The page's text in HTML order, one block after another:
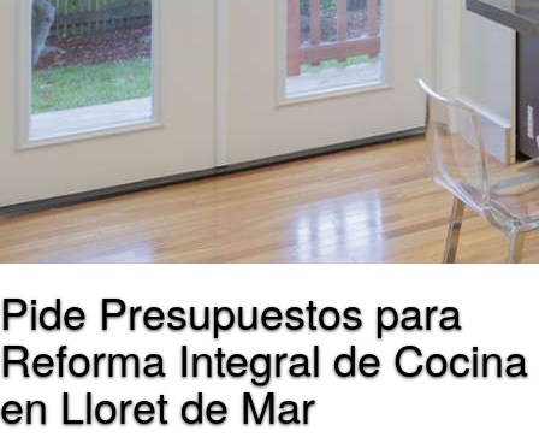
Pide Presupuestos para
Reforma Integral de Cocina
en Lloret de Mar